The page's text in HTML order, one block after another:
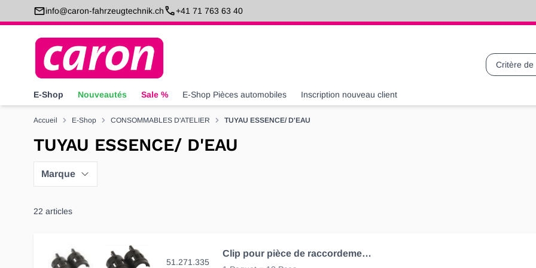
Allez au contenuinfo@caron-fahrzeugtechnik.ch +41 71 763 63 40
Recherche
E-Shop Nouveautés Sale % E-Shop Pièces automobiles Inscription nouveau client
Accueil E-Shop CONSOMMABLES D'ATELIER TUYAU ESSENCE/ D'EAU
TUYAU ESSENCE/ D'EAU
Marque
22 articles
51.271.335
Clip pour pièce de raccordement sur les tuyaus de lave-glace